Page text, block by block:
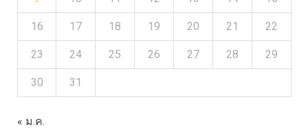
16 17 18 19 20 21 22
23 24 25 26 27 28 29
30 31
« ม.ค.